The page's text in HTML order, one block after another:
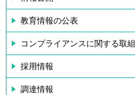
教育情報の公表
コンプライアンスに関する取組
採用情報
調達情報